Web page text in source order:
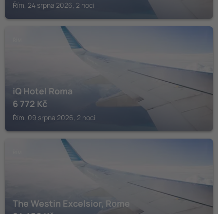
Řím, 24 srpna 2026, 2 noci
iQ Hotel Roma
6 772 Kč
Řím, 09 srpna 2026, 2 noci
The Westin Excelsior, Rome